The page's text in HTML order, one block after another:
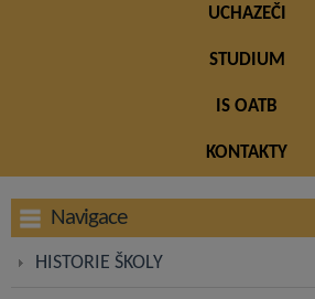
UCHAZEČI
STUDIUM
IS OATB
KONTAKTY
Navigace
HISTORIE ŠKOLY